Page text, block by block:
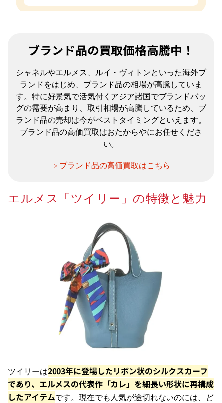
ブランド品の買取価格高騰中！
シャネルやエルメス、ルイ・ヴィトンといった海外ブ
ランドをはじめ、ブランド品の相場が高騰していま
す。特に好景気で活気付くアジア諸国でブランドバッ
グの需要が高まり、取引相場が高騰しているため、ブ
ランド品の売却は今がベストタイミングといえます。
ブランド品の高価買取はおたからやにお任せくださ
い。
＞ブランド品の高価買取はこちら
エルメス「ツイリー」の特徴と魅力
ツイリーは2003年に登場したリボン状のシルクスカーフ
であり、エルメスの代表作「カレ」を細長い形状に再構成
したアイテムです。 現在でも人気が途切れないのには、ど